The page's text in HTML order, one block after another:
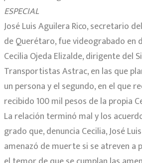
ESPECIAL
José Luis Aguilera Rico, secretario
de Querétaro, fue videograbado en
Cecilia Ojeda Elizalde, dirigente del
Transportistas Astrac, en las que
un persona y el segundo, en el que
recibido 100 mil pesos de la propia
La relación terminó mal y los
grado que, denuncia Cecilia, José
amenazó de muerte si se atreven a